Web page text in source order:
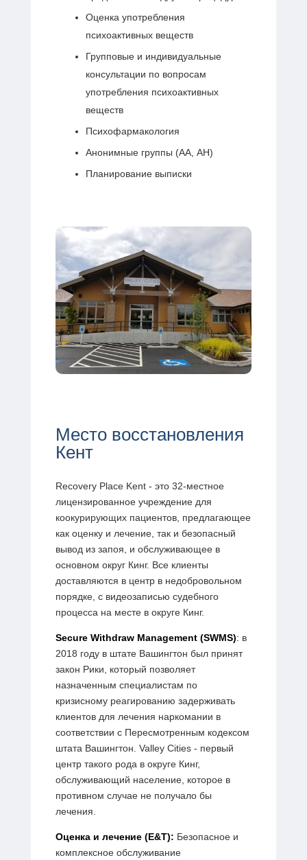
Оценка употребления
психоактивных веществ
Групповые и индивидуальные
консультации по вопросам
употребления психоактивных
веществ
Психофармакология
Анонимные группы (АА, АН)
Планирование выписки
Место восстановления
Кент
Recovery Place Kent - это 32-местное
лицензированное учреждение для
коокурирующих пациентов, предлагающее
как оценку и лечение, так и безопасный
вывод из запоя, и обслуживающее в
основном округ Кинг. Все клиенты
доставляются в центр в недобровольном
порядке, с видеозаписью судебного
процесса на месте в округе Кинг.
Secure Withdraw Management (SWMS): в
2018 году в штате Вашингтон был принят
закон Рики, который позволяет
назначенным специалистам по
кризисному реагированию задерживать
клиентов для лечения наркомании в
соответствии с Пересмотренным кодексом
штата Вашингтон. Valley Cities - первый
центр такого рода в округе Кинг,
обслуживающий население, которое в
противном случае не получало бы
лечения.
Оценка и лечение (E&T): Безопасное и
комплексное обслуживание